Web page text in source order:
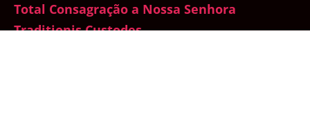
Total Consagração a Nossa Senhora
Traditionis Custodes